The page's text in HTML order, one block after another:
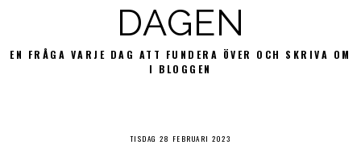
DAGEN
EN FRÅGA VARJE DAG ATT FUNDERA ÖVER OCH SKRIVA OM
I BLOGGEN
TISDAG 28 FEBRUARI 2023